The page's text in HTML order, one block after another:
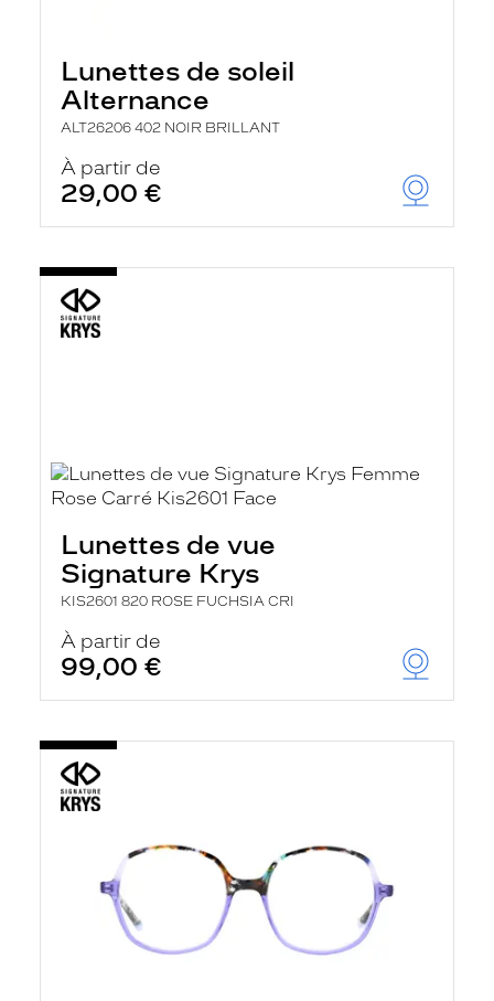
Lunettes de soleil
Alternance
ALT26206 402 NOIR BRILLANT
À partir de
29,00 €
Lunettes de vue
Signature Krys
KIS2601 820 ROSE FUCHSIA CRI
À partir de
99,00 €